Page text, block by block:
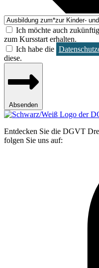
Ich möchte auch
zum Kursstart erhalten.
Ich habe die
diese.
Absenden
Entdecken Sie die DGVT
folgen Sie uns auf: